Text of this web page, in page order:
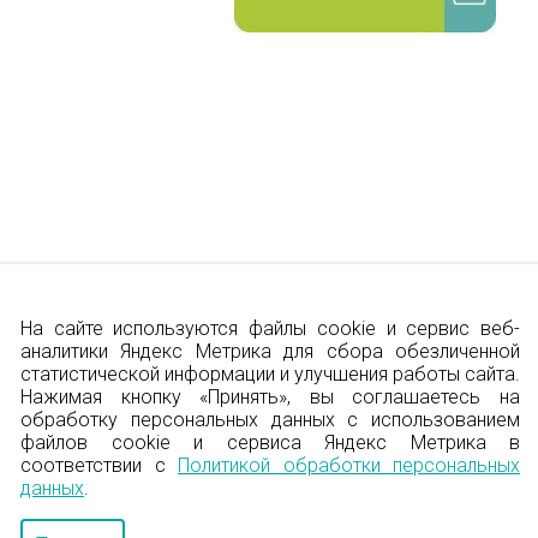
© 2012-2026 ООО медицинский центр
«Клиника мужского и женского здоровья»
Лицензия №ЛО-69-01-001044 от
г. Тверь, ул. Желябова, 75Смотреть на
На сайте используются файлы cookie и сервис веб-
аналитики Яндекс Метрика для сбора обезличенной
статистической информации и улучшения работы сайта.
Нажимая кнопку «Принять», вы соглашаетесь на
обработку персональных данных с использованием
файлов cookie и сервиса Яндекс Метрика в
соответствии с Политикой обработки персональных
данных.